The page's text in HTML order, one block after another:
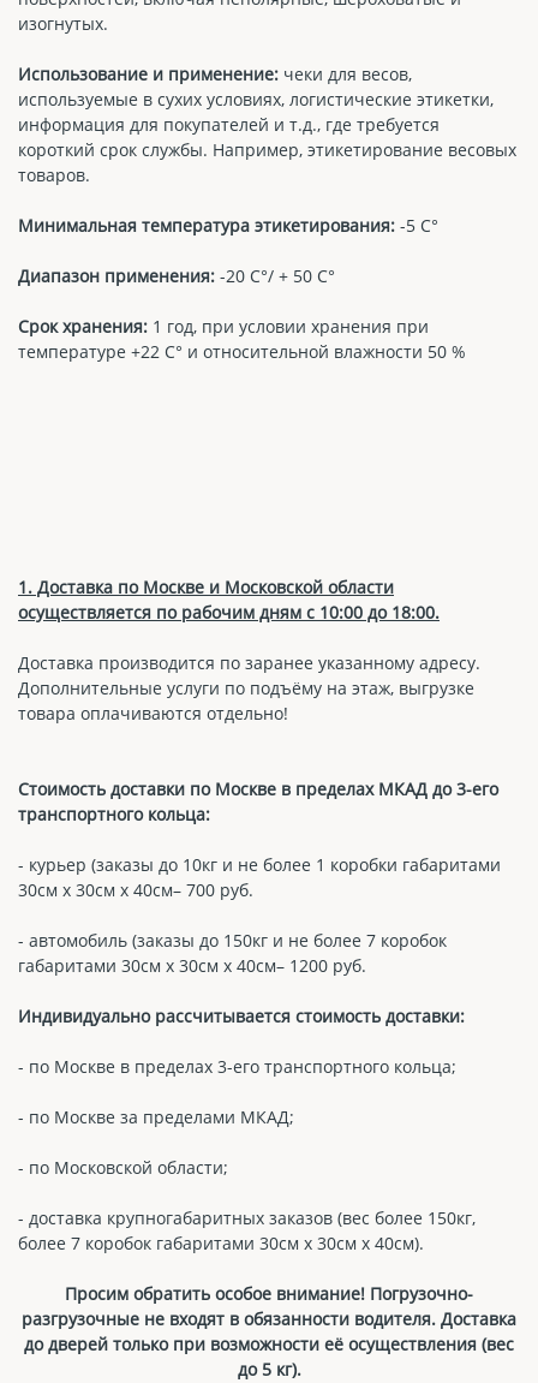
изогнутых.
Использование и применение: чеки для весов,
используемые в сухих условиях, логистические этикетки,
информация для покупателей и т.д., где требуется
короткий срок службы. Например, этикетирование весовых
товаров.
Минимальная температура этикетирования: -5 С°
Диапазон применения: -20 С°/ + 50 С°
Срок хранения: 1 год, при условии хранения при
температуре +22 С° и относительной влажности 50 %
1. Доставка по Москве и Московской области
осуществляется по рабочим дням с 10:00 до 18:00.
Доставка производится по заранее указанному адресу.
Дополнительные услуги по подъёму на этаж, выгрузке
товара оплачиваются отдельно!
Стоимость доставки по Москве в пределах МКАД до 3-его
транспортного кольца:
- курьер (заказы до 10кг и не более 1 коробки габаритами
30см х 30см х 40см– 700 руб.
- автомобиль (заказы до 150кг и не более 7 коробок
габаритами 30см х 30см х 40см– 1200 руб.
Индивидуально рассчитывается стоимость доставки:
- по Москве в пределах 3-его транспортного кольца;
- по Москве за пределами МКАД;
- по Московской области;
- доставка крупногабаритных заказов (вес более 150кг,
более 7 коробок габаритами 30см х 30см х 40см).
Просим обратить особое внимание! Погрузочно-
разгрузочные не входят в обязанности водителя. Доставка
до дверей только при возможности её осуществления (вес
до 5 кг).